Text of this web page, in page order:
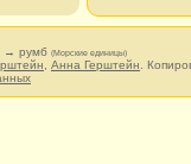
→ румб (Морские единицы)
Анна Герштейн .